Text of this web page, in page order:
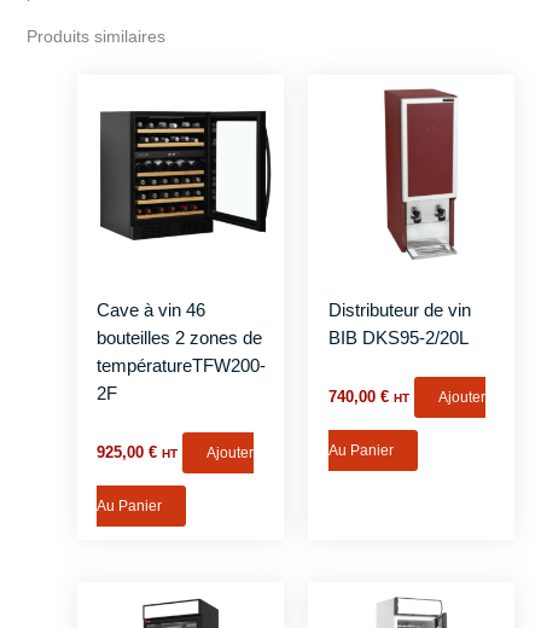
Produits similaires
Cave à vin 46
bouteilles 2 zones de
températureTFW200-
2F
925,00€ HT Ajouter
Au Panier
Distributeur de vin
BIB DKS95-2/20L
740,00 € HT Ajouter
Au Panier